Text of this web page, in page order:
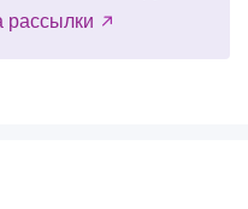
рассылки